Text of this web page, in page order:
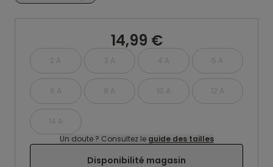
14,99 €
2 A 3 A 4 A 5 A
6 A 8 A 10 A 12 A
14 A
Un doute ? Consultez le guide des tailles
Disponibilité magasin